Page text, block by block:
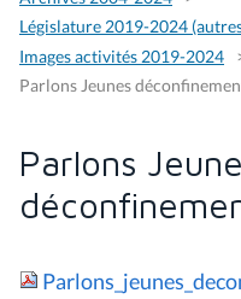
Législature 2019-2024
Images activités 2019-2024
Parlons Jeunes
Parlons